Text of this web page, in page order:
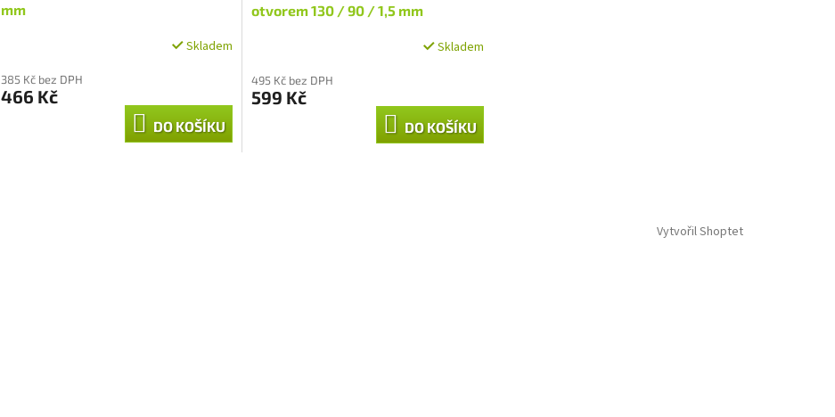
mm
Skladem
385 Kč bez DPH
466 Kč
DO KOŠÍKU
otvorem 130 / 90 / 1,5 mm
Skladem
495 Kč bez DPH
599 Kč
DO KOŠÍKU
Vytvořil Shoptet